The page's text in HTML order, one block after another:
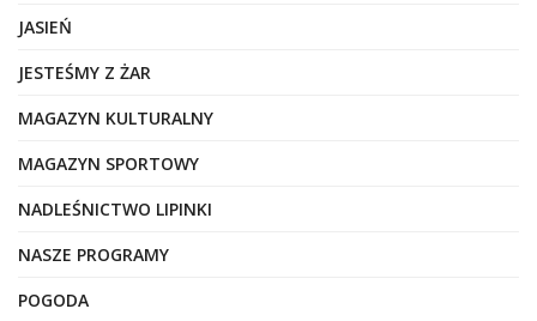
JASIEŃ
JESTEŚMY Z ŻAR
MAGAZYN KULTURALNY
MAGAZYN SPORTOWY
NADLEŚNICTWO LIPINKI
NASZE PROGRAMY
POGODA